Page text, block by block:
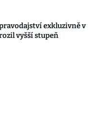
exkluzivně v
vyšší stupeň